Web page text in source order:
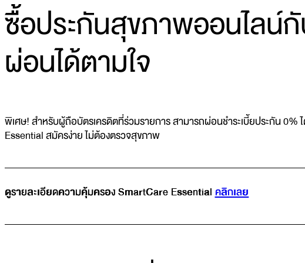
ซื้อประกันสุขภาพออนไลน์
ผ่อนได้ตามใจ
พิเศษ! สำหรับผู้ถือบัตรเครดิตที่ร่วมรายการ สามารถผ่อนชำระเบี้ยประกัน
Essential สมัครง่าย ไม่ต้องตรวจสุขภาพ
ดูรายละเอียดความคุ้มครอง SmartCare Essential คลิกเลย